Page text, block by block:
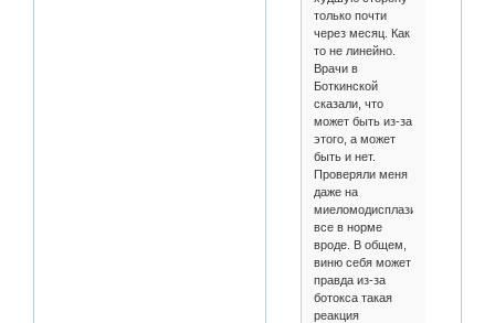
только почти
через месяц. Как
то не линейно.
Врачи в
Боткинской
сказали, что
может быть из-за
этого, а может
быть и нет.
Проверяли меня
даже на
миеломодисплазию,
все в норме
вроде. В общем,
виню себя может
правда из-за
ботокса такая
реакция